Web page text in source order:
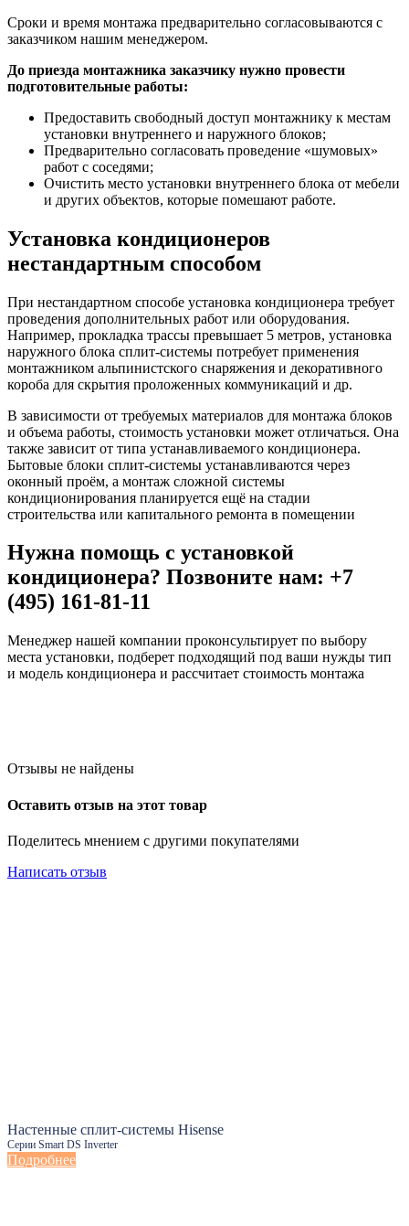
Сроки и время монтажа предварительно согласовываются с
заказчиком нашим менеджером.
До приезда монтажника заказчику нужно провести
подготовительные работы:
Предоставить свободный доступ монтажнику к местам
установки внутреннего и наружного блоков;
Предварительно согласовать проведение «шумовых»
работ с соседями;
Очистить место установки внутреннего блока от мебели
и других объектов, которые помешают работе.
Установка кондиционеров
нестандартным способом
При нестандартном способе установка кондиционера требует
проведения дополнительных работ или оборудования.
Например, прокладка трассы превышает 5 метров, установка
наружного блока сплит-системы потребует применения
монтажником альпинистского снаряжения и декоративного
короба для скрытия проложенных коммуникаций и др.
В зависимости от требуемых материалов для монтажа блоков
и объема работы, стоимость установки может отличаться. Она
также зависит от типа устанавливаемого кондиционера.
Бытовые блоки сплит-системы устанавливаются через
оконный проём, а монтаж сложной системы
кондиционирования планируется ещё на стадии
строительства или капитального ремонта в помещении
Нужна помощь с установкой
кондиционера? Позвоните нам: +7
(495) 161-81-11
Менеджер нашей компании проконсультирует по выбору
места установки, подберет подходящий под ваши нужды тип
и модель кондиционера и рассчитает стоимость монтажа
Отзывы не найдены
Оставить отзыв на этот товар
Поделитесь мнением с другими покупателями
Написать отзыв
Настенные сплит-системы Hisense
Серии Smart DS Inverter
Подробнее